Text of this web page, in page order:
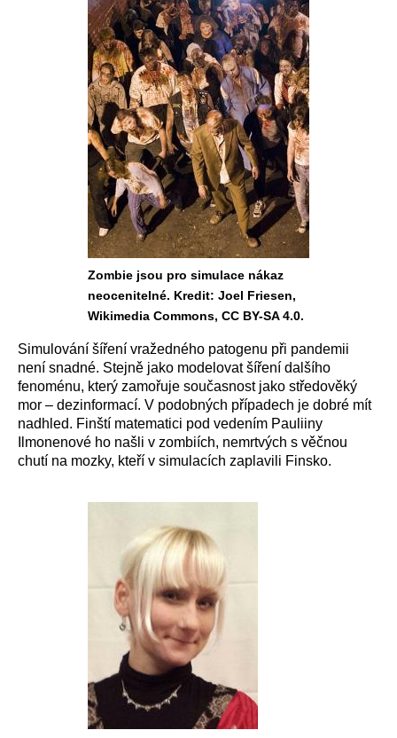
Zombie jsou pro simulace nákaz
neocenitelné. Kredit: Joel Friesen,
Wikimedia Commons, CC BY-SA 4.0.
Simulování šíření vražedného patogenu při pandemii
není snadné. Stejně jako modelovat šíření dalšího
fenoménu, který zamořuje současnost jako středověký
mor – dezinformací. V podobných případech je dobré mít
nadhled. Finští matematici pod vedením Pauliiny
Ilmonenové ho našli v zombiích, nemrtvých s věčnou
chutí na mozky, kteří v simulacích zaplavili Finsko.